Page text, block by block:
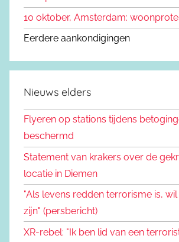
10 oktober, Amsterdam:
Eerdere aankondigingen
Nieuws elders
Flyeren op stations tijdens
beschermd
Statement van krakers over de
locatie in Diemen
"Als levens redden terrorisme is,
zijn" (persbericht)
XR-rebel: "Ik ben lid van een